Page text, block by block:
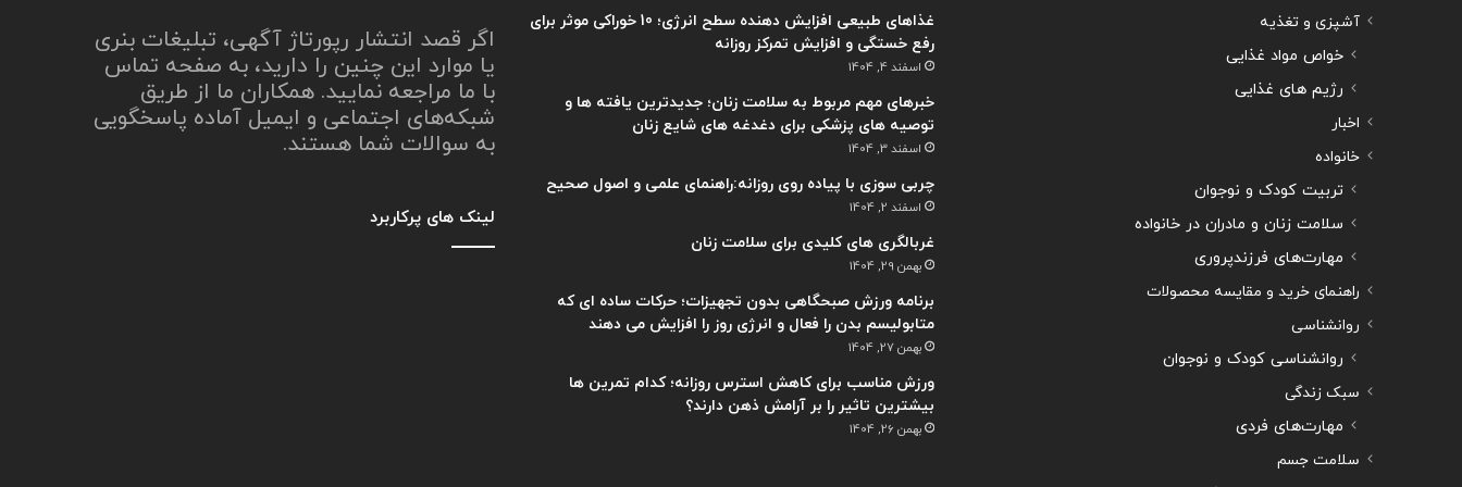
آشپزی و تغذیه
خواص مواد غذایی
رژیم های غذایی
اخبار
خانواده
تربیت کودک و نوجوان
سلامت زنان و مادران در خانواده
مهارت‌های فرزندپروری
راهنمای خرید و مقایسه محصولات
روانشناسی
روانشناسی کودک و نوجوان
سبک زندگی
مهارت‌های فردی
سلامت جسم
غذاهای طبیعی افزایش دهنده سطح انرژی؛ 10 خوراکی موثر برای
رفع خستگی و افزایش تمرکز روزانه
اسفند 4, 1404
خبرهای مهم مربوط به سلامت زنان؛ جدیدترین یافته ها و
توصیه های پزشکی برای دغدغه های شایع زنان
اسفند 3, 1404
چربی سوزی با پیاده روی روزانه:راهنمای علمی و اصول صحیح
اسفند 2, 1404
غربالگری های کلیدی برای سلامت زنان
بهمن 29, 1404
برنامه ورزش صبحگاهی بدون تجهیزات؛ حرکات ساده ای که
متابولیسم بدن را فعال و انرژی روز را افزایش می دهند
بهمن 27, 1404
ورزش مناسب برای کاهش استرس روزانه؛ کدام تمرین ها
بیشترین تاثیر را بر آرامش ذهن دارند؟
بهمن 26, 1404
اگر قصد انتشار رپورتاژ آگهی، تبلیغات بنری
یا موارد این چنین را دارید، به صفحه تماس
با ما مراجعه نمایید. همکاران ما از طریق
شبکه‌های اجتماعی و ایمیل آماده پاسخگویی
به سوالات شما هستند.
لینک های پرکاربرد